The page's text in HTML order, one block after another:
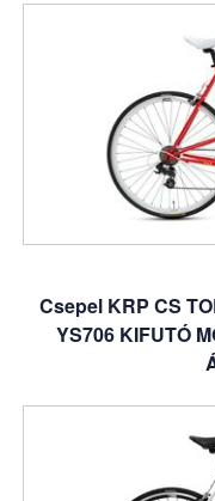
Csepel KRP CS
YS706 KIFUTÓ